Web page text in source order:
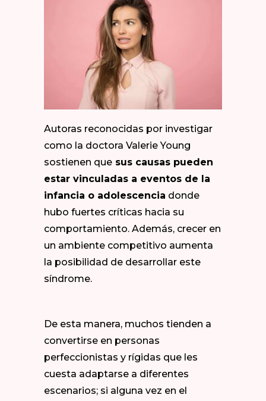
Autoras reconocidas por investigar
como la doctora Valerie Young
sostienen que sus causas pueden
estar vinculadas a eventos de la
infancia o adolescencia donde
hubo fuertes críticas hacia su
comportamiento. Además, crecer en
un ambiente competitivo aumenta
la posibilidad de desarrollar este
síndrome.
De esta manera, muchos tienden a
convertirse en personas
perfeccionistas y rígidas que les
cuesta adaptarse a diferentes
escenarios; si alguna vez en el